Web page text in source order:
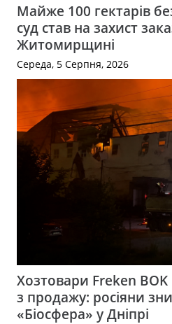
Майже 100 гектарів
суд став на захист
Житомирщині
Середа, 5 Серпня, 2026
Хозтовари Freken
з продажу: росіяни
«Біосфера» у Дніпрі